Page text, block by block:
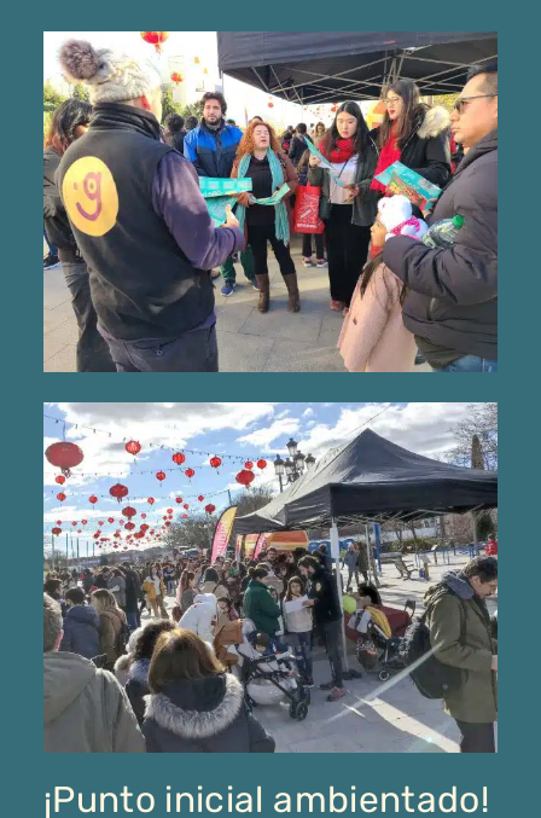
¡Punto inicial ambientado!